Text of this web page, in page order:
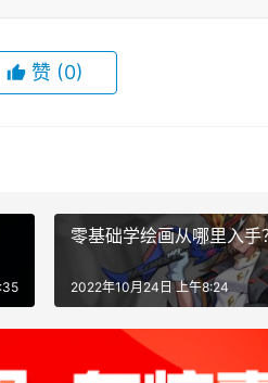
赞 (0)
零基础学绘画从哪里入手
2022年10月24日 上午8:24